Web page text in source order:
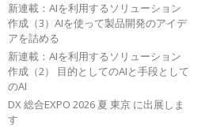
新連載：AIを利用するソリューション
作成（3）AIを使って製品開発のアイデ
アを詰める
新連載：AIを利用するソリューション
作成（2） 目的としてのAIと手段として
のAI
DX 総合EXPO 2026 夏 東京 に出展しま
す